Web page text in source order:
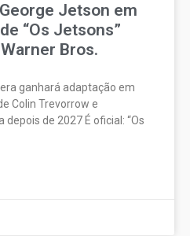
Jetson em
“Os Jetsons”
Bros.
ganhará adaptação em
Colin Trevorrow e
de 2027 É oficial: “Os